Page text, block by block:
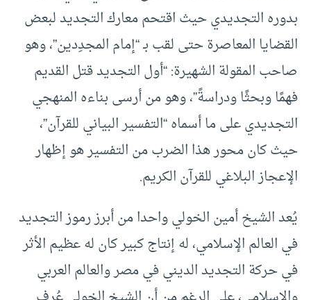
بدوره التجديدي حيث اقتحم معارك التجديد لبعض
القضايا المعاصرة حتى لقب بـ “إمام المجدِدين”، وهو
صاحب المقولة الشهيرة: “أول التجديد قتل القديم
فهمًا وبحثًا ودراسةً”، وهو من أرسى بناءه المنهجي
التجديدي على ما أسماه “التفسير البياني للقرآن”،
حيث كان محور هذا الضرب من التفسير هو إظهار
الإعجاز البلاغي للقرآن الكريم.
يُعد الشيخ أمين الخولي واحدا من أبرز رموز التجديد
في العالم الإسلامي، له إنتاج كبير كان له عظيم الأثر
في حركة التجديد الديني في مصر والعالم العربي